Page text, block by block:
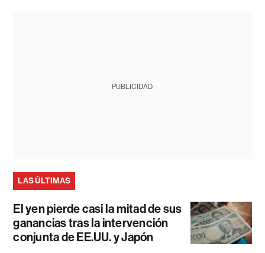
PUBLICIDAD
LAS ÚLTIMAS
El yen pierde casi la mitad de sus
ganancias tras la intervención
conjunta de EE.UU. y Japón